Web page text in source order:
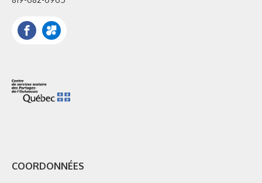
Facebook
Portail
Mozaik
COORDONNÉES